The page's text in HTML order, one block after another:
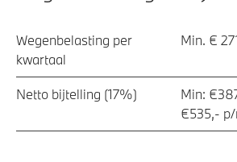
Wegenbelasting per
kwartaal
Min. €
Netto bijtelling (17%)
Min:
€535,-